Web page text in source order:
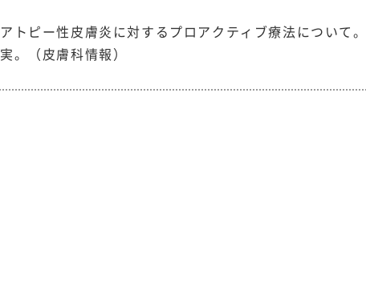
アトピー性皮膚炎に対するプロアクティブ療法について
実。（皮膚科情報）